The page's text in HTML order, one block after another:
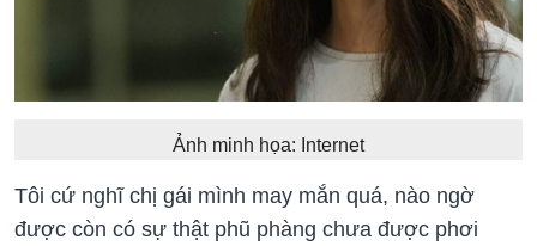
Ảnh minh họa: Internet
Tôi cứ nghĩ chị gái mình may mắn quá, nào ngờ
được còn có sự thật phũ phàng chưa được phơi